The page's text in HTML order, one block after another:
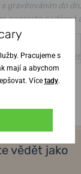
s gravírováním do
naprosto nadšená
hodinek též
zákazník•4. 8.
vědět jako
Pracujeme s
mají a abychom
Více tady.